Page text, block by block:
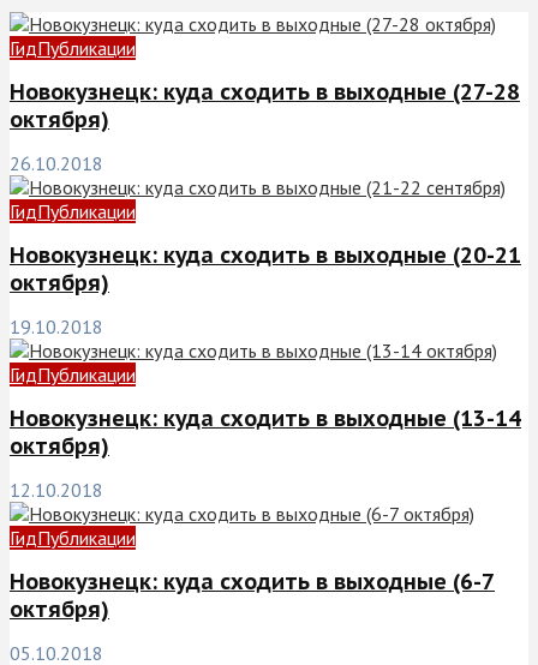
ГидПубликации
Новокузнецк: куда сходить в выходные (27-28
октября)
26.10.2018
ГидПубликации
Новокузнецк: куда сходить в выходные (20-21
октября)
19.10.2018
ГидПубликации
Новокузнецк: куда сходить в выходные (13-14
октября)
12.10.2018
ГидПубликации
Новокузнецк: куда сходить в выходные (6-7
октября)
05.10.2018